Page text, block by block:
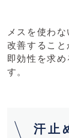
メスを使わ
改善すること
即効性を求
す。
汗止